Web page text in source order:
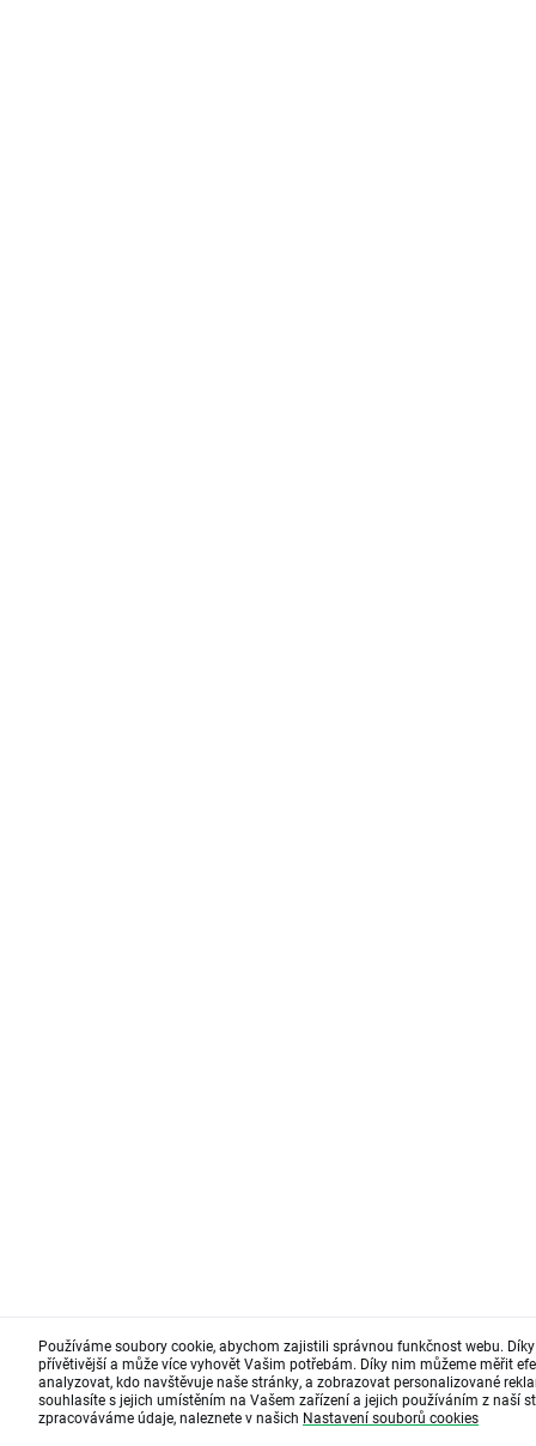
Používáme soubory cookie, abychom zajistili správnou funkčnost webu.
přívětivější a může více vyhovět Vašim potřebám. Díky nim můžeme měřit
analyzovat, kdo navštěvuje naše stránky, a zobrazovat personalizované
souhlasíte s jejich umístěním na Vašem zařízení a jejich používáním z naší
zpracováváme údaje, naleznete v našich Nastavení souborů cookies